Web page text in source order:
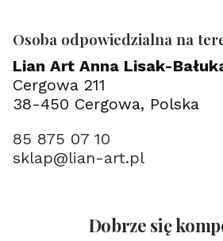
Osoba odpowiedzialna na
Lian Art Anna Lisak-
Cergowa 211
38-450 Cergowa, Polska
85 875 07 10
sklap@lian-art.pl
Dobrze się